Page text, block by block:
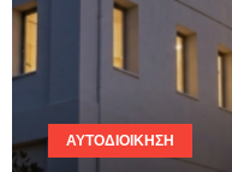
ΑΥΤΟΔΙΟΊΚΗΣΗ